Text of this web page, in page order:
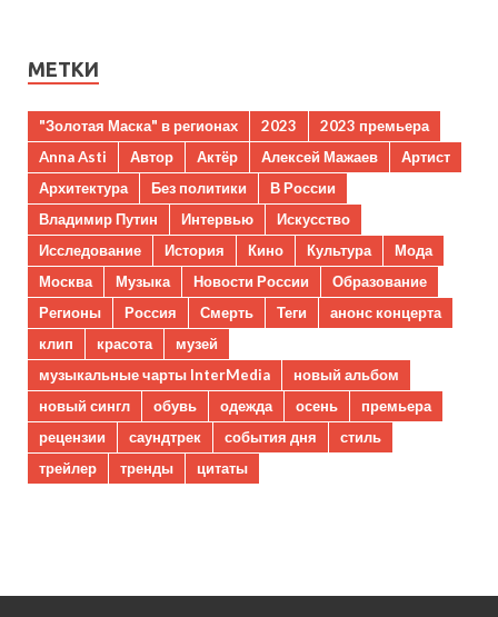
МЕТКИ
"Золотая Маска" в регионах 2023
2023 премьера
Anna Asti
Автор Актёр Алексей Мажаев
Артист
Архитектура
Без политики
В России
Владимир Путин
Интервью
Искусство
Исследование
История Кино Культура
Мода
Москва
Музыка Новости России
Образование
Регионы
Россия Смерть Теги
анонс концерта
клип
красота
музей
музыкальные чарты InterMedia
новый альбом
новый сингл
обувь одежда осень
премьера
рецензии
саундтрек события дня
стиль
трейлер
тренды цитаты